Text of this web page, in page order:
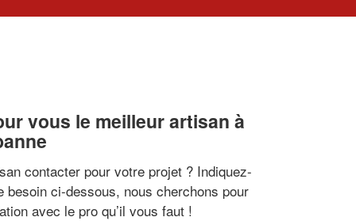
vous le meilleur artisan à
contacter pour votre projet ? Indiquez-
besoin ci-dessous, nous cherchons pour
avec le pro qu’il vous faut !